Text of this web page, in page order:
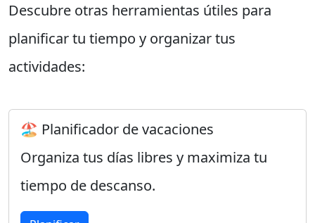
Descubre otras herramientas útiles para
planificar tu tiempo y organizar tus
actividades:
🏖️ Planificador de vacaciones
Organiza tus días libres y maximiza tu
tiempo de descanso.